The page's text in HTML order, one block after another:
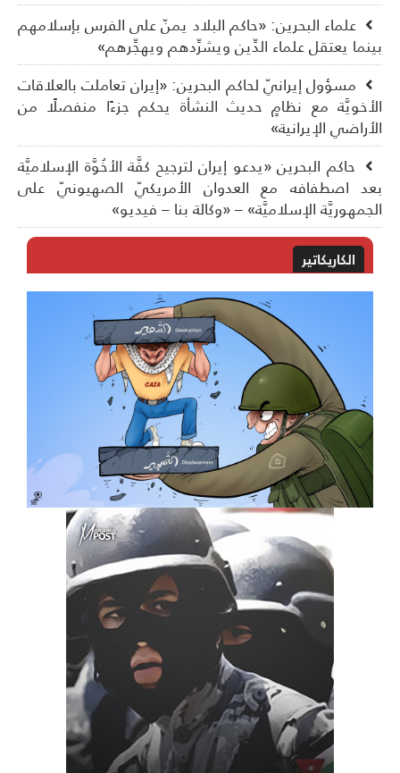
علماء البحرين: «حاكم البلاد يمنّ على الفرس بإسلامهم
يعتقل علماء الدِّين ويشرِّدهم ويهجِّرهم»
مسؤول إيرانيّ لحاكم البحرين: «إيران تعاملت بالعلاقات
مع نظامٍ حديث النشأة يحكم جزءًا منفصلًا من
الإيرانية»
حاكم البحرين «يدعو إيران لترجيح كفَّة الأخُوَّة الإسلاميَّة
اصطفافه مع العدوان الأمريكيّ الصهيونيّ على
الإسلاميَّة» – «وكالة بنا – فيديو»
الكاريكاتير